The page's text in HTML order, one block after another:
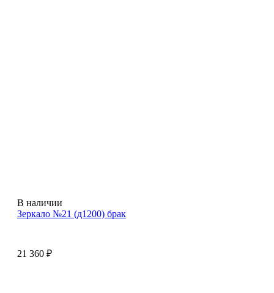
В наличии
Зеркало №21 (д1200) брак
21 360 ₽